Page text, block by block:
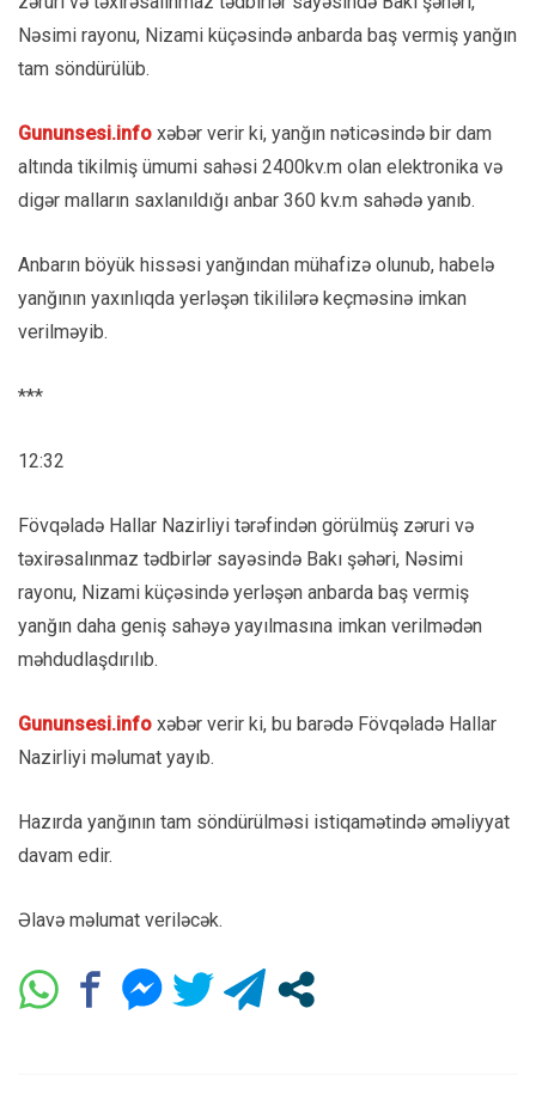
Nəsimi rayonu, Nizami küçəsində anbarda baş vermiş yanğın
tam söndürülüb.
Gununsesi.info xəbər verir ki, yanğın nəticəsində bir dam
altında tikilmiş ümumi sahəsi 2400kv.m olan elektronika və
digər malların saxlanıldığı anbar 360 kv.m sahədə yanıb.
Anbarın böyük hissəsi yanğından mühafizə olunub, habelə
yanğının yaxınlıqda yerləşən tikililərə keçməsinə imkan
verilməyib.
***
12:32
Fövqəladə Hallar Nazirliyi tərəfindən görülmüş zəruri və
təxirəsalınmaz tədbirlər sayəsində Bakı şəhəri, Nəsimi
rayonu, Nizami küçəsində yerləşən anbarda baş vermiş
yanğın daha geniş sahəyə yayılmasına imkan verilmədən
məhdudlaşdırılıb.
Gununsesi.info xəbər verir ki, bu barədə Fövqəladə Hallar
Nazirliyi məlumat yayıb.
Hazırda yanğının tam söndürülməsi istiqamətində əməliyyat
davam edir.
Əlavə məlumat veriləcək.